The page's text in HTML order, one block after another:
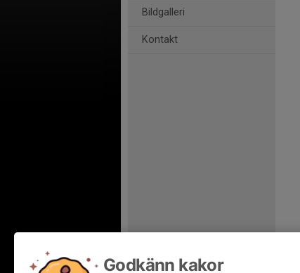
Bildgalleri
Kontakt
Godkänn kakor